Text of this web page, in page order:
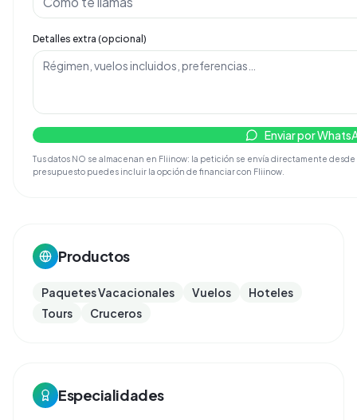
Detalles extra (opcional)
Enviar por
Tus datos NO se almacenan en Fliinow: la petición se envía directamente
presupuesto puedes incluir la opción de financiar con Fliinow.
Productos
Paquetes Vacacionales Vuelos
Hoteles
Tours
Cruceros
Especialidades